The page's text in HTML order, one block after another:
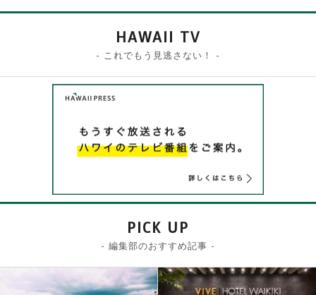
HAWAII TV
- これでもう見逃さない！ -
PICK UP
- 編集部のおすすめ記事 -